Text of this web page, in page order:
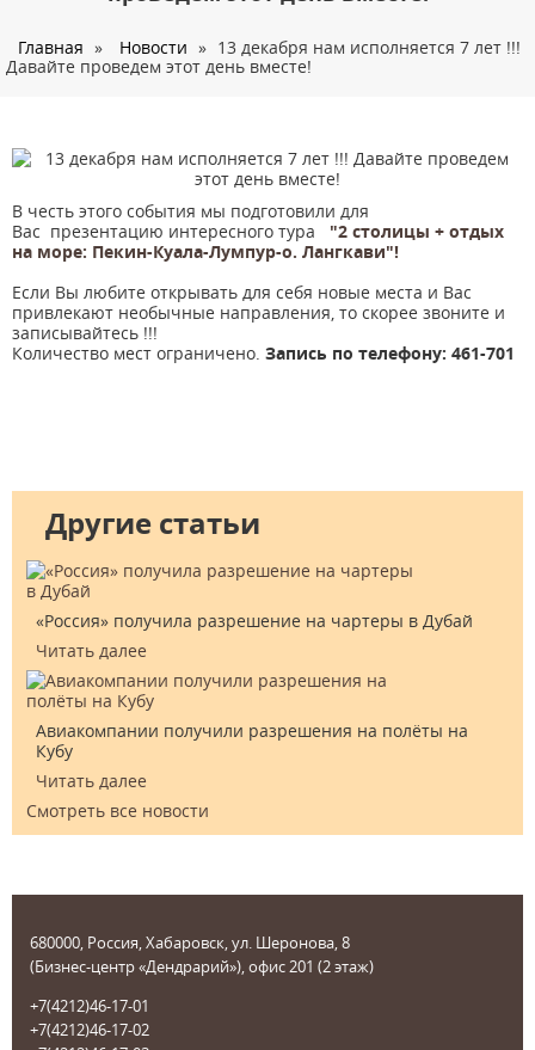
Туры
Корпоративное обслуживание
Контакты
Главная » Новости » 13 декабря нам исполняется 7 лет !!!
Давайте проведем этот день вместе!
В честь этого события мы подготовили для
Вас презентацию интересного тура
"2 столицы + отдых
на море: Пекин-Куала-Лумпур-о. Лангкави"!
Если Вы любите открывать для себя новые места и Вас
привлекают необычные направления, то скорее звоните и
записывайтесь !!!
Количество мест ограничено. Запись по телефону: 461-701
Другие статьи
«Россия» получила разрешение на чартеры в Дубай
Читать далее
Авиакомпании получили разрешения на полёты на
Кубу
Читать далее
Смотреть все новости
680000, Россия, Хабаровск, ул. Шеронова, 8
(Бизнес-центр «Дендрарий»), офис 201 (2 этаж)
+7(4212)46-17-01
+7(4212)46-17-02